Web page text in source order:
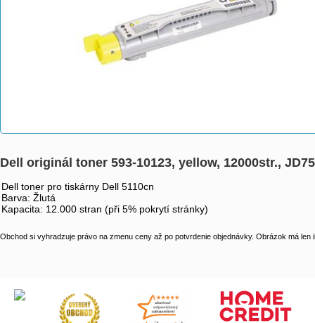
Dell originál toner 593-10123, yellow, 12000str.,
Dell toner pro tiskárny Dell 5110cn
Barva: Žlutá
Kapacita: 12.000 stran (při 5% pokrytí stránky)
Obchod si vyhradzuje právo na zmenu ceny až po potvrdenie objednávky. Obrázok má len